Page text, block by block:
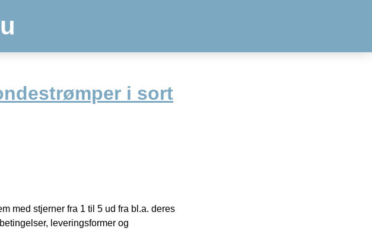
i sort
med stjerner fra 1 til 5 ud fra bl.a. deres
leveringsformer og